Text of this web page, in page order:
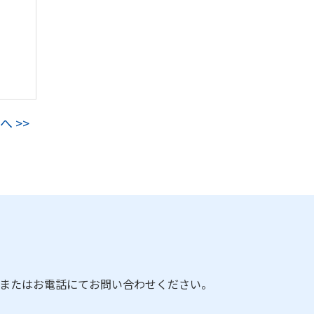
>>
はお電話にてお問い合わせください。